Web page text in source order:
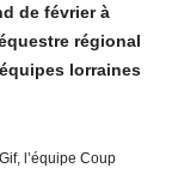
de février à
régional
lorraines
l’équipe Coup